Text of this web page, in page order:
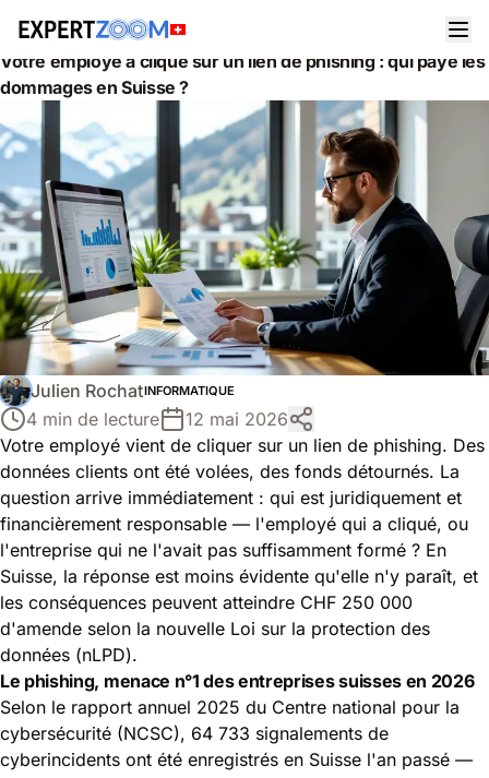
Actualités
Informatique
Votre employé a cliqué sur un lien de phishing : qui paye les
dommages en Suisse ?
Julien RochatINFORMATIQUE
4 min de lecture
12 mai 2026
Votre employé vient de cliquer sur un lien de phishing. Des
données clients ont été volées, des fonds détournés. La
question arrive immédiatement : qui est juridiquement et
financièrement responsable — l'employé qui a cliqué, ou
l'entreprise qui ne l'avait pas suffisamment formé ? En
Suisse, la réponse est moins évidente qu'elle n'y paraît, et
les conséquences peuvent atteindre CHF 250 000
d'amende selon la nouvelle Loi sur la protection des
données (nLPD).
Le phishing, menace n°1 des entreprises suisses en 2026
Selon le rapport annuel 2025 du Centre national pour la
cybersécurité (NCSC), 64 733 signalements de
cyberincidents ont été enregistrés en Suisse l'an passé —